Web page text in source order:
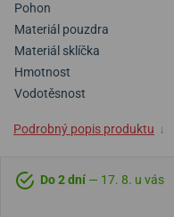
Pohon
Materiál pouzdra
Materiál sklíčka
Hmotnost
Vodotěsnost
Podrobný popis produktu ↓
Do 2 dní — 17. 8. u vás